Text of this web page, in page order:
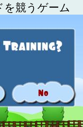
競うゲーム